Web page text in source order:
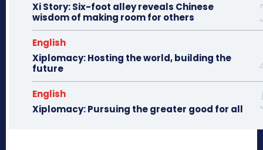
Xi Story: Six-foot alley reveals Chinese
wisdom of making room for others
English
Xiplomacy: Hosting the world, building the
future
English
Xiplomacy: Pursuing the greater good for all